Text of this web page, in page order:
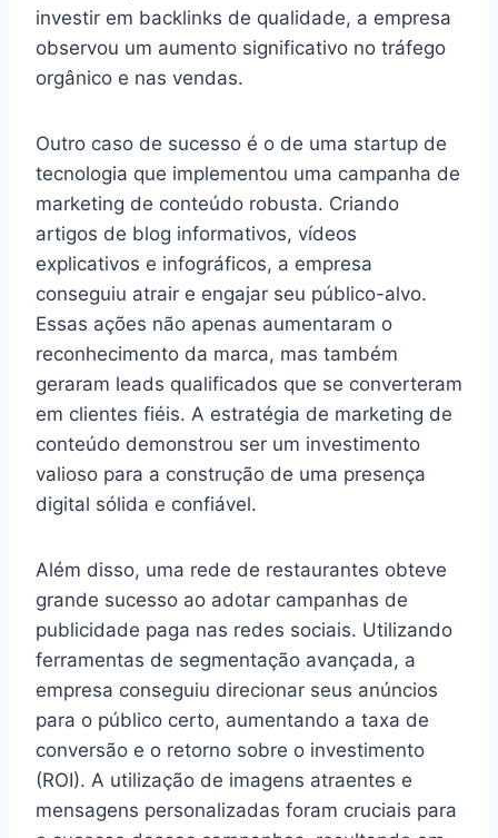
investir em backlinks de qualidade, a empresa
observou um aumento significativo no tráfego
orgânico e nas vendas.
Outro caso de sucesso é o de uma startup de
tecnologia que implementou uma campanha de
marketing de conteúdo robusta. Criando
artigos de blog informativos, vídeos
explicativos e infográficos, a empresa
conseguiu atrair e engajar seu público-alvo.
Essas ações não apenas aumentaram o
reconhecimento da marca, mas também
geraram leads qualificados que se converteram
em clientes fiéis. A estratégia de marketing de
conteúdo demonstrou ser um investimento
valioso para a construção de uma presença
digital sólida e confiável.
Além disso, uma rede de restaurantes obteve
grande sucesso ao adotar campanhas de
publicidade paga nas redes sociais. Utilizando
ferramentas de segmentação avançada, a
empresa conseguiu direcionar seus anúncios
para o público certo, aumentando a taxa de
conversão e o retorno sobre o investimento
(ROI). A utilização de imagens atraentes e
mensagens personalizadas foram cruciais para